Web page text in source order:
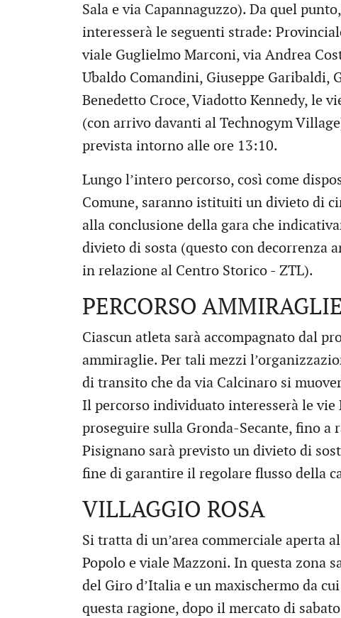
Sala e via Capannaguzzo). Da quel
interesserà le seguenti strade:
viale Guglielmo Marconi, via Andrea
Ubaldo Comandini, Giuseppe Garibaldi,
Benedetto Croce, Viadotto Kennedy, le
(con arrivo davanti al Technogym
prevista intorno alle ore 13:10.
Lungo l’intero percorso, così come
Comune, saranno istituiti un divieto di
alla conclusione della gara che
divieto di sosta (questo con decorrenza
in relazione al Centro Storico - ZTL).
PERCORSO AMMIRAGLIE
Ciascun atleta sarà accompagnato dal
ammiraglie. Per tali mezzi
di transito che da via Calcinaro si
Il percorso individuato interesserà le vie
proseguire sulla Gronda-Secante, fino a
Pisignano sarà previsto un divieto di
fine di garantire il regolare flusso della
VILLAGGIO ROSA
Si tratta di un’area commerciale aperta
Popolo e viale Mazzoni. In questa zona
del Giro d’Italia e un maxischermo da
questa ragione, dopo il mercato di